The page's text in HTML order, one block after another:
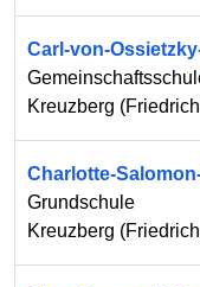
Carl-von-
Kreuzberg (
Charlotte-
Grundschule
Kreuzberg (